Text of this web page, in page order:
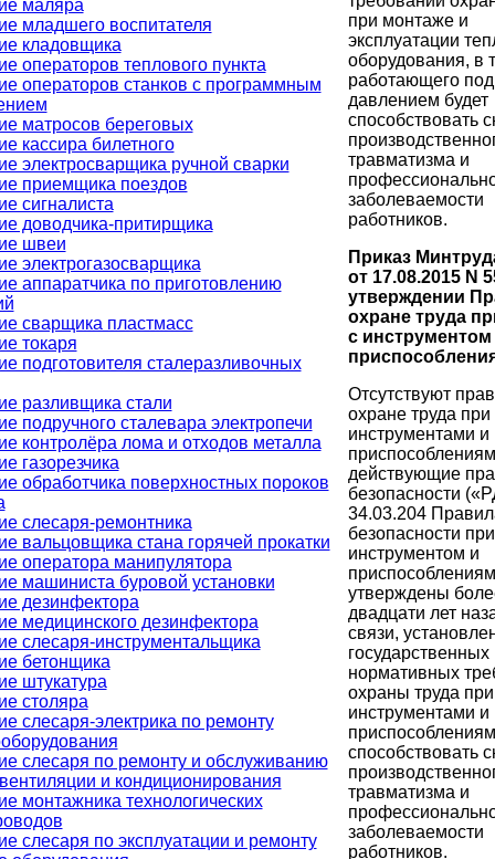
маляра
младшего воспитателя
кладовщика
операторов теплового пункта
операторов станков с программным
матросов береговых
кассира билетного
электросварщика ручной сварки
приемщика поездов
сигналиста
доводчика-притирщика
швеи
электрогазосварщика
аппаратчика по приготовлению
сварщика пластмасс
токаря
подготовителя сталеразливочных
разливщика стали
подручного сталевара электропечи
контролёра лома и отходов металла
газорезчика
обработчика поверхностных пороков
слесаря-ремонтника
вальцовщика стана горячей прокатки
оператора манипулятора
машиниста буровой установки
дезинфектора
медицинского дезинфектора
слесаря-инструментальщика
бетонщика
штукатура
столяра
слесаря-электрика по ремонту
слесаря по ремонту и обслуживанию
и кондиционирования
монтажника технологических
слесаря по эксплуатации и ремонту
при монтаже и
эксплуатации
оборудования, в
работающего под
давлением будет
способствовать
травматизма и
заболеваемости
работников.
Приказ
от 17.08.2015 N
утверждении
охране труда
с инструментом
Отсутствуют
охране труда при
инструментами и
действующие
безопасности
34.03.204
безопасности
инструментом и
утверждены
двадцати лет
связи,
государственных
нормативных
охраны труда
инструментами и
способствовать
травматизма и
заболеваемости
работников.